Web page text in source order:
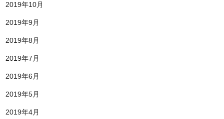
2019年10月
2019年9月
2019年8月
2019年7月
2019年6月
2019年5月
2019年4月